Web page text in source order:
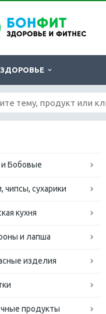
ЗДОРОВЬЕ
Бобовые
чипсы, сухарики
кухня
и лапша
изделия
продукты